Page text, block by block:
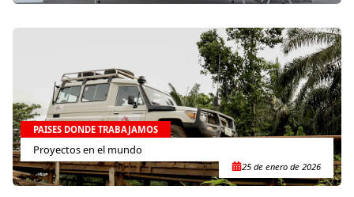
PAISES DONDE TRABAJAMOS
Proyectos en el mundo
25 de enero de 2026